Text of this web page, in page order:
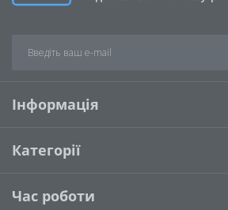
Інформація
Категорії
Час роботи